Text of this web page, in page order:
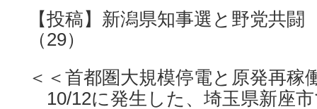
【投稿】新潟県知事選と野党共
（29）
＜＜首都圏大規模停電と原発再稼
10/12に発生した、埼玉県新座